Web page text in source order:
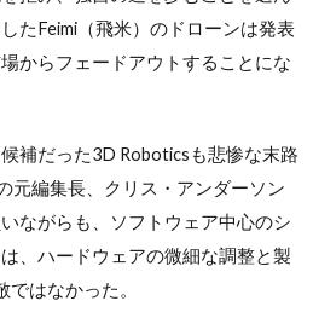
たFeimi（飛米）のドローンは発表
からフェードアウトすることにな
補だった3D Roboticsも悲惨な末路
元編集長、クリス・アンダーソン
ながらも、ソフトウェア中心のシ
、ハードウェアの微細な調整と製
はなかった。